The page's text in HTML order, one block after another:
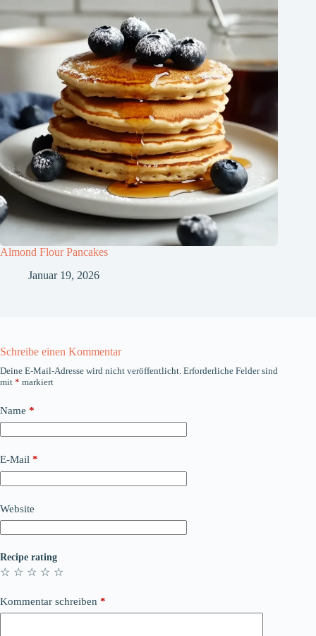
Almond Flour Pancakes
Januar 19, 2026
Schreibe einen Kommentar
Deine E-Mail-Adresse wird nicht veröffentlicht. Erforderliche Felder sind
mit * markiert
Name *
E-Mail *
Website
Recipe rating
☆
☆
☆
☆
☆
Kommentar schreiben *